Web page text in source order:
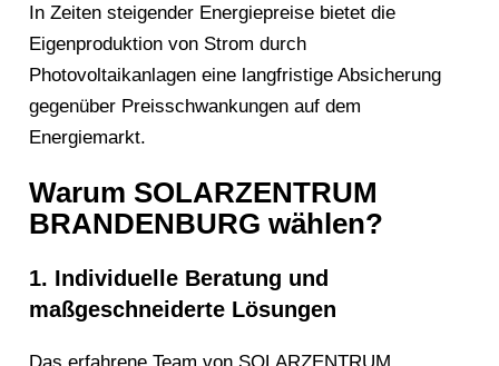
In Zeiten steigender Energiepreise bietet die
Eigenproduktion von Strom durch
Photovoltaikanlagen eine langfristige Absicherung
gegenüber Preisschwankungen auf dem
Energiemarkt.
Warum SOLARZENTRUM
BRANDENBURG wählen?
1. Individuelle Beratung und
maßgeschneiderte Lösungen